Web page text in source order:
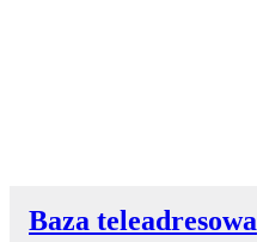
Baza teleadresowa